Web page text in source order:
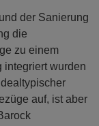
der Sanierung
die
zu einem
integriert wurden
auf, ist aber